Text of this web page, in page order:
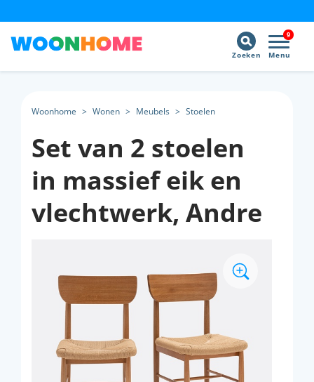
9
Menu
Zoeken
Woonhome > Wonen > Meubels > Stoelen
Set van 2 stoelen
in massief eik en
vlechtwerk, Andre